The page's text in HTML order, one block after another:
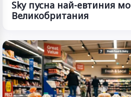
Sky пусна най-евтиния
Великобритания